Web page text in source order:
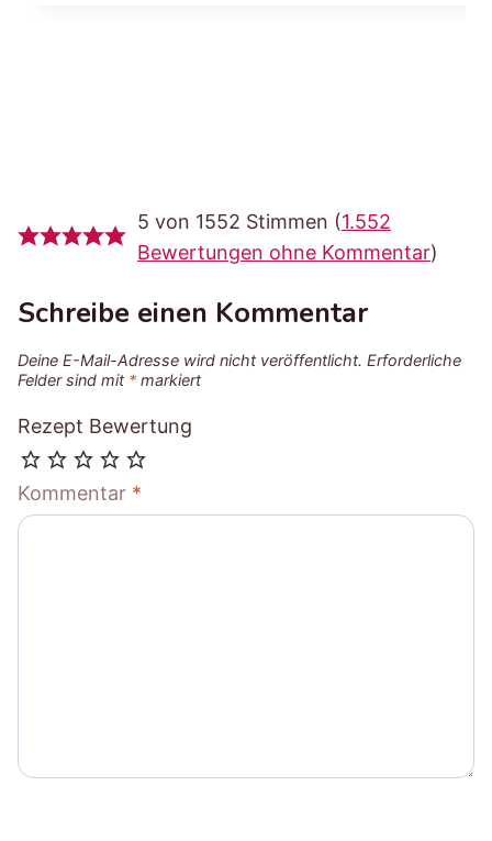
5 von 1552 Stimmen (1.552
Bewertungen ohne Kommentar)
Schreibe einen Kommentar
Deine E-Mail-Adresse wird nicht veröffentlicht. Erforderliche
Felder sind mit * markiert
Rezept Bewertung
Kommentar *